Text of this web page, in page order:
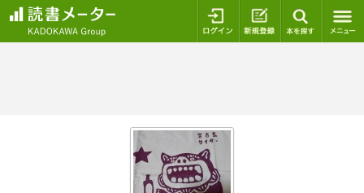
ログイン 新規登録